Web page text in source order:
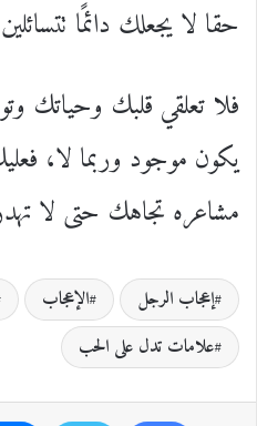
حقا لا يجعلك دائمًا
فلا تعلقي قلبك وحياتك
يكون موجود وربما لا،
مشاعره تجاهك حتى لا
إعجاب الرجل الإعجاب
علامات تدل على الحب